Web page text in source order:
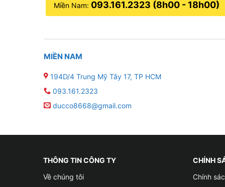
Miền Nam: 093.161.2323 (8h00 - 18h00)
MIỀN NAM
194D/4 Trung Mỹ Tây 17, TP HCM
093.161.2323
ducco8668@gmail.com
THÔNG TIN CÔNG TY
Về chúng tôi
CHÍNH
Chính